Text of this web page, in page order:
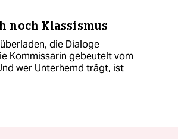
noch Klassismus
die Dialoge
Kommissarin gebeutelt vom
wer Unterhemd trägt, ist